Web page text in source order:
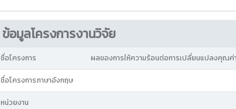
ข้อมูลโครงการงานวิจัย
ชื่อโครงการ ผลของการให้ความร้อนต่อการเปลี่ยนแปลงคุณค่
ชื่อโครงการภาษาอังกฤษ
หน่วยงาน